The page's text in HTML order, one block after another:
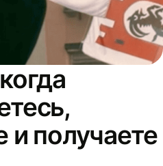
и получаете